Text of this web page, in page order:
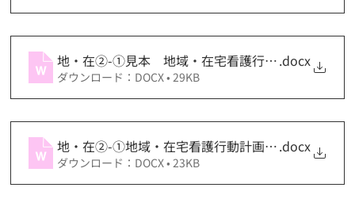
地・在②-①見本 地域・在宅看護行動計画用紙
.docx
ダウンロード：DOCX • 29KB
地・在②-①地域・在宅看護行動計画用紙②-
.docx
ダウンロード：DOCX • 23KB